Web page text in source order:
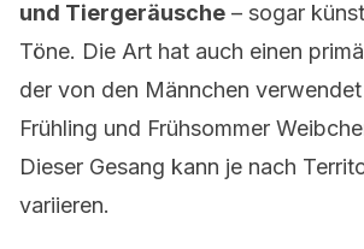
und Tiergeräusche – sogar
Töne. Die Art hat auch einen
der von den Männchen
Frühling und Frühsommer
Dieser Gesang kann je nach
variieren.